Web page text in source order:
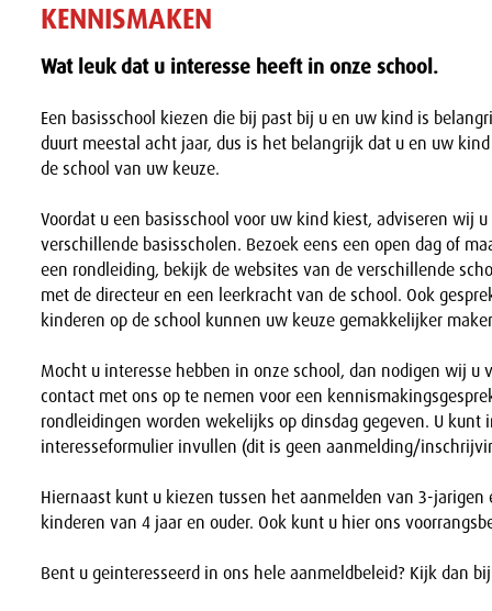
KENNISMAKEN
Wat leuk dat u interesse heeft in onze school.
Een basisschool kiezen die bij past bij u en uw kind is
duurt meestal acht jaar, dus is het belangrijk dat u en uw
de school van uw keuze.
Voordat u een basisschool voor uw kind kiest, adviseren wij
verschillende basisscholen. Bezoek eens een open dag of
een rondleiding, bekijk de websites van de verschillende
met de directeur en een leerkracht van de school. Ook
kinderen op de school kunnen uw keuze gemakkelijker
Mocht u interesse hebben in onze school, dan nodigen wij u
contact met ons op te nemen voor een
rondleidingen worden wekelijks op dinsdag gegeven. U kunt
interesseformulier invullen (dit is geen aanmelding/
Hiernaast kunt u kiezen tussen het aanmelden van 3-
kinderen van 4 jaar en ouder. Ook kunt u hier ons
Bent u geinteresseerd in ons hele aanmeldbeleid? Kijk dan